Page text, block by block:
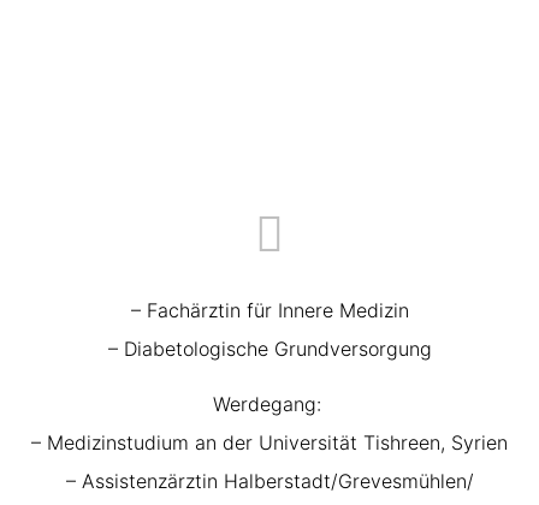
– Fachärztin für Innere Medizin
– Diabetologische Grundversorgung
Werdegang:
– Medizinstudium an der Universität Tishreen, Syrien
– Assistenzärztin Halberstadt/Grevesmühlen/